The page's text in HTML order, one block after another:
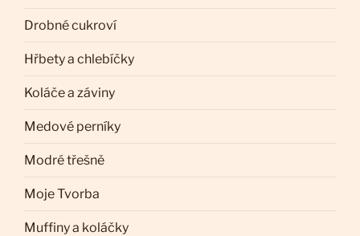
Drobné cukroví
Hřbety a chlebíčky
Koláče a záviny
Medové perníky
Modré třešně
Moje Tvorba
Muffiny a koláčky